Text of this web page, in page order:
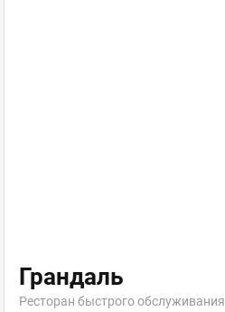
Грандаль
Ресторан быстрого обслуживания